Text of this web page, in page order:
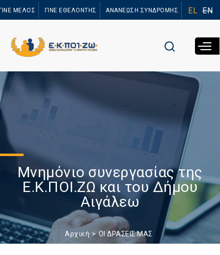
προς το
ΜΕΛΟΣ ΓΙΝΕ ΕΘΕΛΟΝΤΗΣ ΑΝΑΝΕΩΣΗ ΣΥΝΔΡΟΜΗΣ EL EN
Μνημόνιο συνεργασίας της
Ε.Κ.ΠΟΙ.ΖΩ και του Δήμου
Αιγάλεω
Αρχική ΟΙ ΔΡΑΣΕΙΣ ΜΑΣ